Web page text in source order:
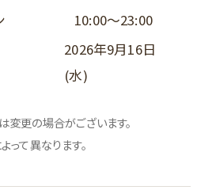
10:00～23:00
2026年9月16日
(水)
変更の場合がございます。
って異なります。